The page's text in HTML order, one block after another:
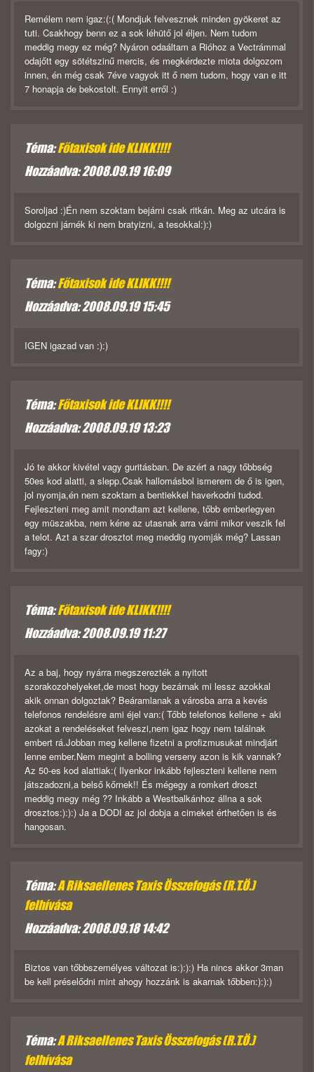
Remélem nem igaz:(:( Mondjuk felvesznek minden gyökeret az
tuti. Csakhogy benn ez a sok léhütő jol éljen. Nem tudom
meddig megy ez még? Nyáron odaáltam a Rióhoz a Vectrámmal
odajőtt egy sötétszinű mercis, és megkérdezte miota dolgozom
innen, én még csak 7éve vagyok itt ő nem tudom, hogy van e itt
7 honapja de bekostolt. Ennyit erről :)
Téma:Főtaxisok ide KLIKK!!!!
Hozzáadva: 2008.09.19 16:09
Soroljad :)Én nem szoktam bejárni csak ritkán. Meg az utcára is
dolgozni járnék ki nem bratyizni, a tesokkal:):)
Téma:Főtaxisok ide KLIKK!!!!
Hozzáadva: 2008.09.19 15:45
IGEN igazad van :):)
Téma:Főtaxisok ide KLIKK!!!!
Hozzáadva: 2008.09.19 13:23
Jó te akkor kivétel vagy guritásban. De azért a nagy tőbbség
50es kod alatti, a slepp.Csak hallomásbol ismerem de ő is igen,
jol nyomja,én nem szoktam a bentiekkel haverkodni tudod.
Fejleszteni meg amit mondtam azt kellene, tőbb emberlegyen
egy müszakba, nem kéne az utasnak arra várni mikor veszik fel
a telot. Azt a szar drosztot meg meddig nyomják még? Lassan
fagy:)
Téma:Főtaxisok ide KLIKK!!!!
Hozzáadva: 2008.09.19 11:27
Az a baj, hogy nyárra megszerezték a nyitott
szorakozohelyeket,de most hogy bezárnak mi lessz azokkal
akik onnan dolgoztak? Beáramlanak a városba arra a kevés
telefonos rendelésre ami éjel van:( Tőbb telefonos kellene + aki
azokat a rendeléseket felveszi,nem igaz hogy nem találnak
embert rá.Jobban meg kellene fizetni a profizmusukat mindjárt
lenne ember.Nem megint a bolling verseny azon is kik vannak?
Az 50-es kod alattiak:( Ilyenkor inkább fejleszteni kellene nem
játszadozni,a belső kőrnek!! És mégegy a romkert droszt
meddig megy még ?? Inkább a Westbalkánhoz állna a sok
drosztos:):):) Ja a DODI az jol dobja a cimeket érthetően is és
hangosan.
Téma:A Riksaellenes Taxis Összefogás (R.T.Ö.)
felhívása
Hozzáadva: 2008.09.18 14:42
Biztos van tőbbszemélyes változat is:):):) Ha nincs akkor 3man
be kell préselődni mint ahogy hozzánk is akarnak tőbben:):):)
Téma:A Riksaellenes Taxis Összefogás (R.T.Ö.)
felhívása